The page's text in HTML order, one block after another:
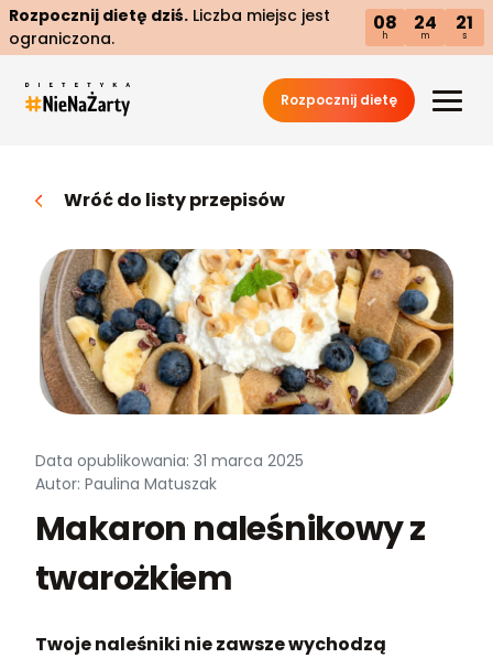
Rozpocznij dietę dziś. Liczba miejsc jest
ograniczona.
08
h
24
m
20
s
Rozpocznij dietę
Wróć do listy przepisów
Data opublikowania: 31 marca 2025
Autor: Paulina Matuszak
Makaron naleśnikowy z
twarożkiem
Twoje naleśniki nie zawsze wychodzą